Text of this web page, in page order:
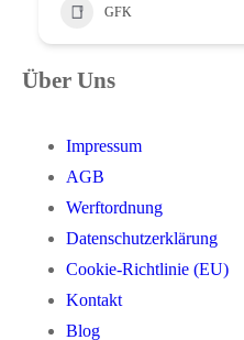
GFK
Über Uns
Impressum
AGB
Werftordnung
Datenschutzerklärung
Cookie-Richtlinie (EU)
Kontakt
Blog